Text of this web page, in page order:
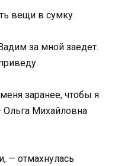
вещи в сумку.
за мной заедет.
заранее, чтобы я
Ольга Михайловна
— отмахнулась